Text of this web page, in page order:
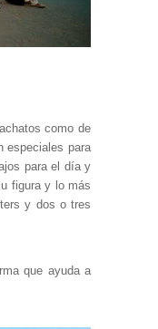
como de
especiales para
para el día y
figura y lo más
y dos o tres
que ayuda a